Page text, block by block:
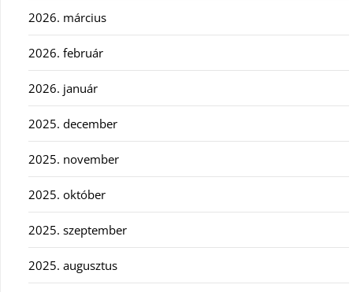
2026. március
2026. február
2026. január
2025. december
2025. november
2025. október
2025. szeptember
2025. augusztus